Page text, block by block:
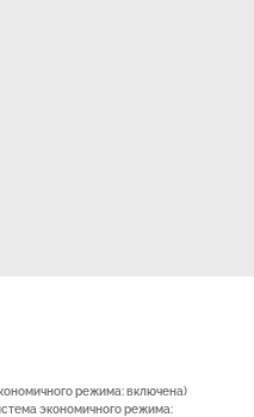
режима: включена)
экономичного режима: